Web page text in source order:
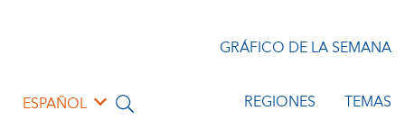
ESPAÑOL
GRÁFICO DE LA SEMANA
REGIONES TEMAS